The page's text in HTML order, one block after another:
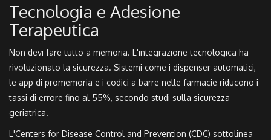
Tecnologia e Adesione
Terapeutica
Non devi fare tutto a memoria. L'integrazione tecnologica ha
rivoluzionato la sicurezza. Sistemi come i dispenser automatici,
le app di promemoria e i codici a barre nelle farmacie riducono i
tassi di errore fino al 55%, secondo studi sulla sicurezza
geriatrica.
L'Centers for Disease Control and Prevention (CDC) sottolinea